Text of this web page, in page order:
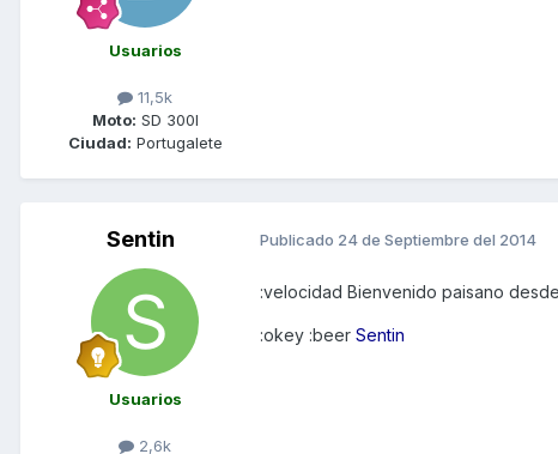
Usuarios
11,5k
Moto: SD 300I
Ciudad: Portugalete
Sentin
Usuarios
2,6k
Publicado 24 de Septiembre del 2014
:velocidad Bienvenido paisano
:okey :beer Sentin